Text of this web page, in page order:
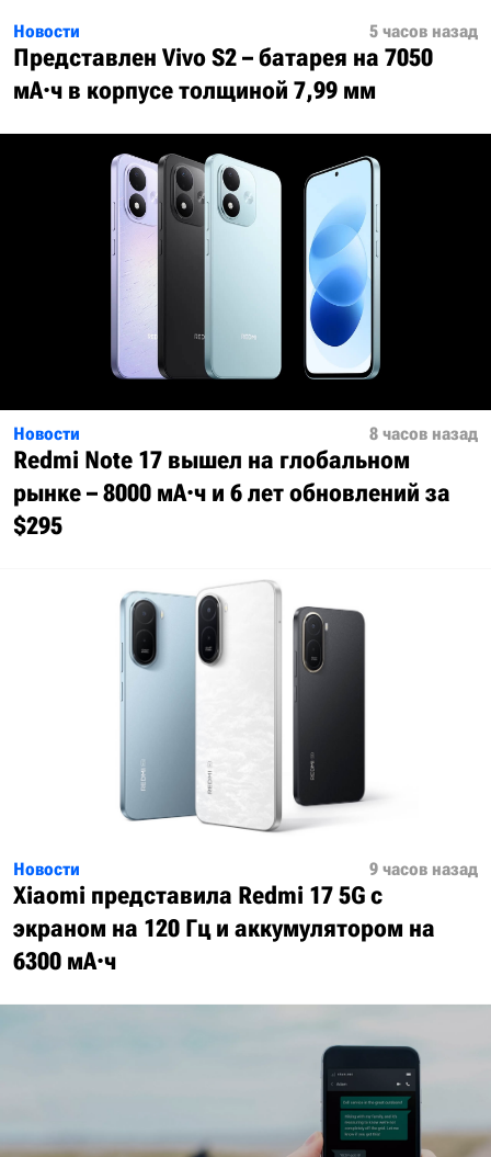
Новости 5 часов назад
Представлен Vivo S2 – батарея на 7050
мА·ч в корпусе толщиной 7,99 мм
Новости 8 часов назад
Redmi Note 17 вышел на глобальном
рынке – 8000 мА·ч и 6 лет обновлений за
$295
Новости 9 часов назад
Xiaomi представила Redmi 17 5G с
экраном на 120 Гц и аккумулятором на
6300 мА·ч